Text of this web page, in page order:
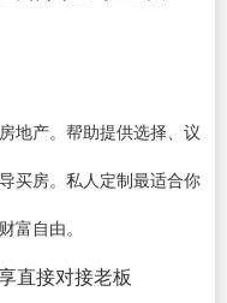
地产。帮助提供选择、议
买房。私人定制最适合你
富自由。
直接对接老板